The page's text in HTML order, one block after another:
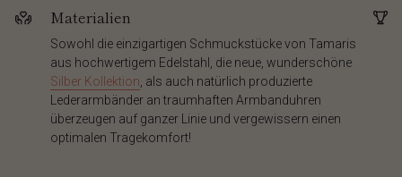
Materialien
Sowohl die einzigartigen Schmuckstücke von Tamaris
aus hochwertigem Edelstahl, die neue, wunderschöne
Silber Kollektion, als auch natürlich produzierte
Lederarmbänder an traumhaften Armbanduhren
überzeugen auf ganzer Linie und vergewissern einen
optimalen Tragekomfort!